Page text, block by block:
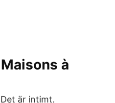
à
är intimt.